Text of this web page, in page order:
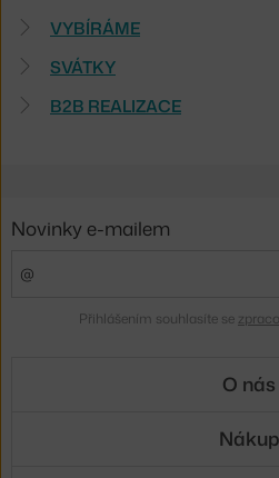
VYBÍRÁME
SVÁTKY
B2B REALIZACE
Novinky e-mailem
Přihlášením souhlasíte se
O nás
Nákup